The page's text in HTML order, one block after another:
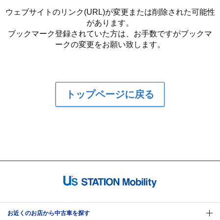
ウェブサイトのリンク(URL)が変更または削除された可能性
があります。
ブックマーク登録されていた方は、お手数ですがブックマ
ークの変更をお願い致します。
トップページに戻る
お近くのお店から中古車を探す